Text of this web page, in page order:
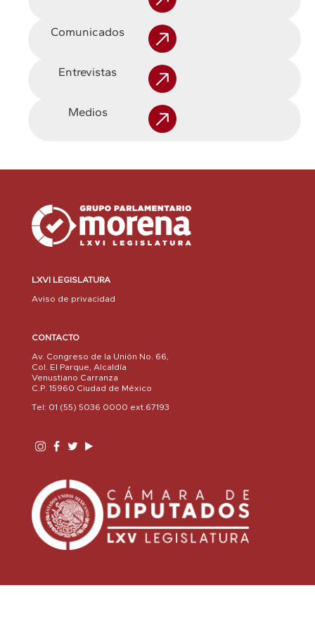
Comunicados
Entrevistas
Medios
LXVI LEGISLATURA
Aviso de privacidad
CONTACTO
Av. Congreso de la Unión No. 66,
Col. El Parque, Alcaldía
Venustiano Carranza
C.P. 15960 Ciudad de México
Tel: 01 (55) 5036 0000 ext.67193